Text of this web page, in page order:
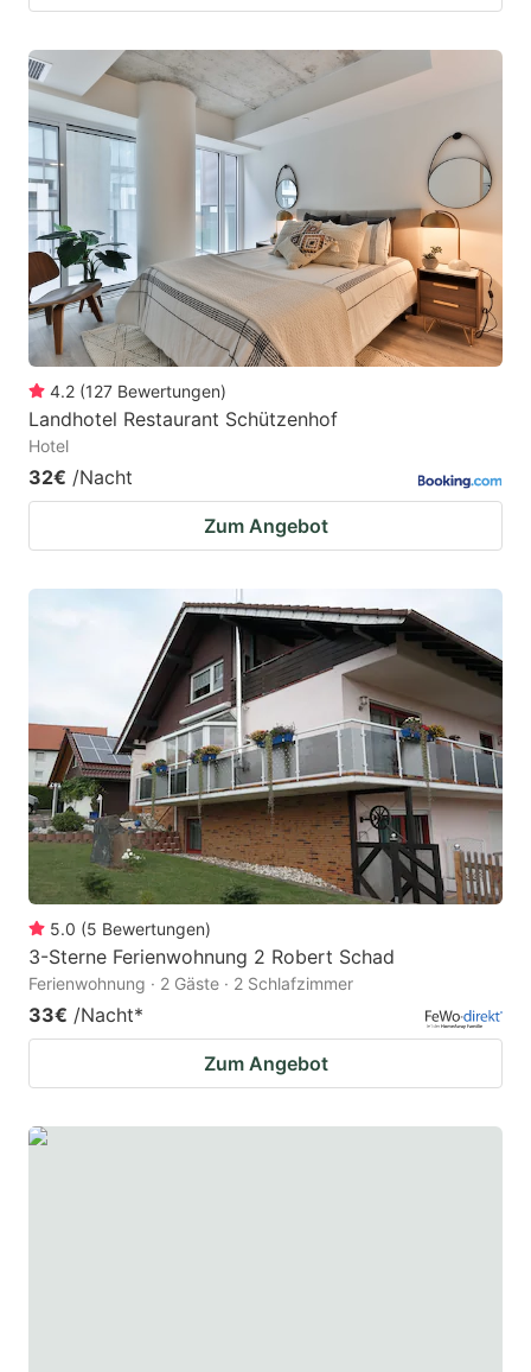
4.2 (127 Bewertungen)
Landhotel Restaurant Schützenhof
Hotel
32€ /Nacht
Zum Angebot
5.0 (5 Bewertungen)
3-Sterne Ferienwohnung 2 Robert Schad
Ferienwohnung · 2 Gäste · 2 Schlafzimmer
33€ /Nacht*
Zum Angebot